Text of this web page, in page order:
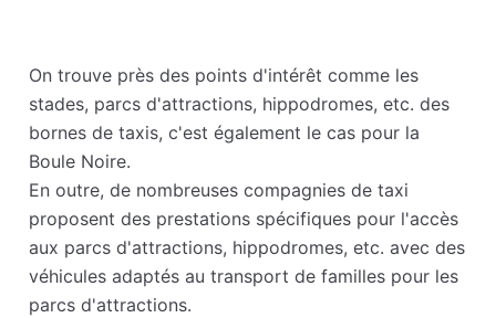
On trouve près des points d'intérêt comme les
stades, parcs d'attractions, hippodromes, etc. des
bornes de taxis, c'est également le cas pour la
Boule Noire.
En outre, de nombreuses compagnies de taxi
proposent des prestations spécifiques pour l'accès
aux parcs d'attractions, hippodromes, etc. avec des
véhicules adaptés au transport de familles pour les
parcs d'attractions.